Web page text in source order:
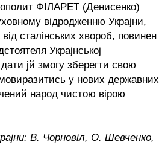
ФІЛАРЕТ (Денисенко)
відродженню Украјни,
сталінських хвороб, повинен
Украјнськој
јй змогу зберегти свою
у нових державних
народ чистою вірою
В. Чорновіл, О. Шевченко,